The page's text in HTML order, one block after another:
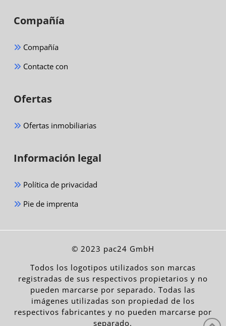
Compañía
Compañía
Contacte con
Ofertas
Ofertas inmobiliarias
Información legal
Política de privacidad
Pie de imprenta
© 2023 pac24 GmbH
Todos los logotipos utilizados son marcas
registradas de sus respectivos propietarios y no
pueden marcarse por separado. Todas las
imágenes utilizadas son propiedad de los
respectivos fabricantes y no pueden marcarse por
separado.